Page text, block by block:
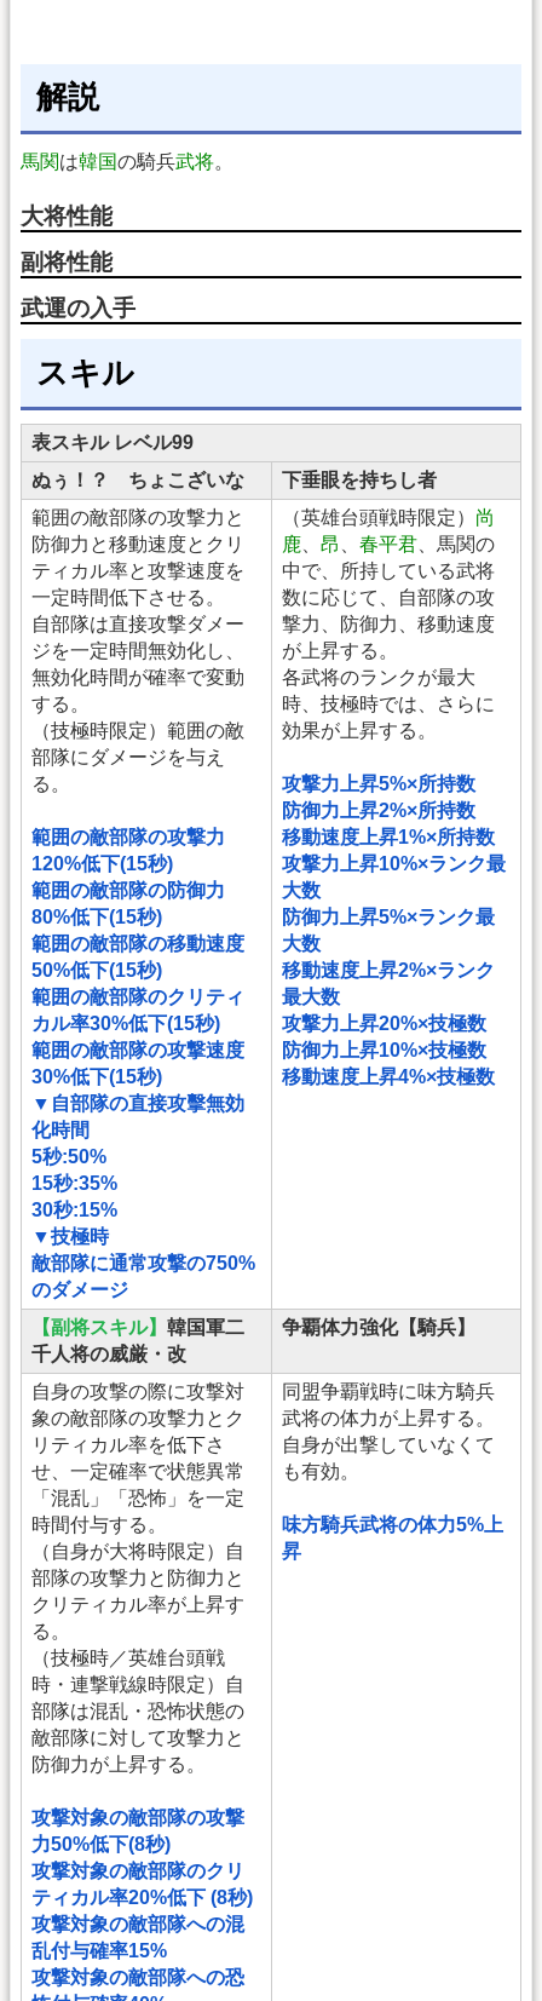
解説
馬関は韓国の騎兵武将。
大将性能
副将性能
武運の入手
スキル
表スキル レベル99
ぬぅ！？ ちょこざいな
下垂眼を持ちし者
範囲の敵部隊の攻撃力と
防御力と移動速度とクリ
ティカル率と攻撃速度を
一定時間低下させる。
自部隊は直接攻撃ダメー
ジを一定時間無効化し、
無効化時間が確率で変動
する。
（技極時限定）範囲の敵
部隊にダメージを与え
る。
範囲の敵部隊の攻撃力
120%低下(15秒)
範囲の敵部隊の防御力
80%低下(15秒)
範囲の敵部隊の移動速度
50%低下(15秒)
範囲の敵部隊のクリティ
カル率30%低下(15秒)
範囲の敵部隊の攻撃速度
30%低下(15秒)
▼自部隊の直接攻擊無効
化時間
5秒:50%
15秒:35%
30秒:15%
▼技極時
敵部隊に通常攻撃の750%
のダメージ
（英雄台頭戦時限定） 尚
鹿
昂 春平君 、馬関の
中で、所持している武将
数に応じて、自部隊の攻
撃力、防御力、移動速度
が上昇する。
各武将のランクが最大
時、技極時では、さらに
効果が上昇する。
攻撃力上昇5%×所持数
防御力上昇2%×所持数
移動速度上昇1%×所持数
攻撃力上昇10%×ランク最
大数
防御力上昇5%×ランク最
大数
移動速度上昇2%×ランク
最大数
攻撃力上昇20%×技極数
防御力上昇10%×技極数
移動速度上昇4%×技極数
【副将スキル】 韓国軍二
千人将の威厳・改
争覇体力強化【騎兵】
自身の攻撃の際に攻撃対
象の敵部隊の攻撃力とク
リティカル率を低下さ
せ、一定確率で状態異常
「混乱」「恐怖」を一定
時間付与する。
（自身が大将時限定）自
部隊の攻撃力と防御力と
クリティカル率が上昇す
る。
（技極時／英雄台頭戦
時・連撃戦線時限定）自
部隊は混乱・恐怖状態の
敵部隊に対して攻撃力と
防御力が上昇する。
攻撃対象の敵部隊の攻撃
力50%低下(8秒)
攻撃対象の敵部隊のクリ
ティカル率20%低下 (8秒)
攻撃対象の敵部隊への混
乱付与確率15%
攻撃対象の敵部隊への恐
同盟争覇戦時に味方騎兵
武将の体力が上昇する。
自身が出撃していなくて
も有効。
味方騎兵武将の体力5%上
昇